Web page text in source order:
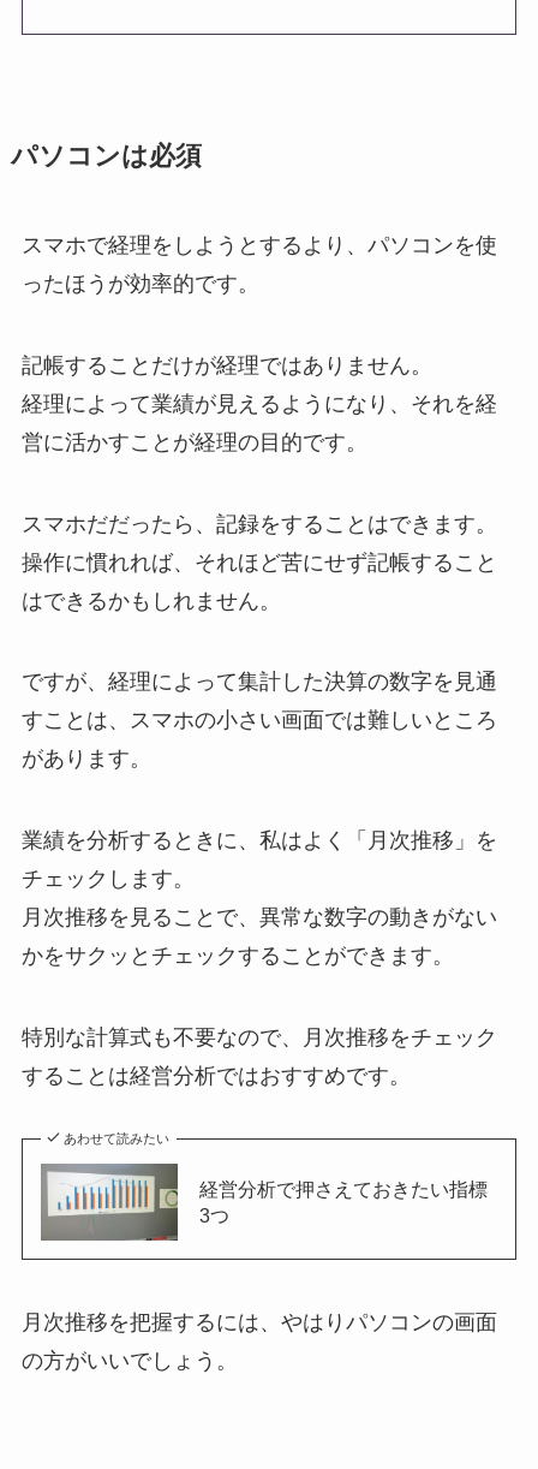
パソコンは必須
スマホで経理をしようとするより、パソコンを使
ったほうが効率的です。
記帳することだけが経理ではありません。
経理によって業績が見えるようになり、それを経
営に活かすことが経理の目的です。
スマホだだったら、記録をすることはできます。
操作に慣れれば、それほど苦にせず記帳すること
はできるかもしれません。
ですが、経理によって集計した決算の数字を見通
すことは、スマホの小さい画面では難しいところ
があります。
業績を分析するときに、私はよく「月次推移」を
チェックします。
月次推移を見ることで、異常な数字の動きがない
かをサクッとチェックすることができます。
特別な計算式も不要なので、月次推移をチェック
することは経営分析ではおすすめです。
あわせて読みたい
経営分析で押さえておきたい指標
3つ
月次推移を把握するには、やはりパソコンの画面
の方がいいでしょう。